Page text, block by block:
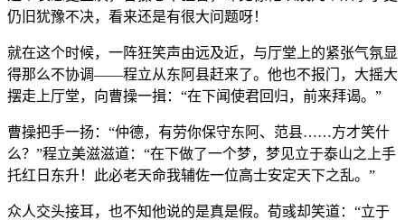
仍旧犹豫不决，看来还是有很大问题呀！
就在这个时候，一阵狂笑声由远及近，与厅堂上的紧张气氛显
得那么不协调——程立从东阿县赶来了。他也不报门，大摇大
摆走上厅堂，向曹操一揖：“在下闻使君回归，前来拜谒。”
曹操把手一扬：“仲德，有劳你保守东阿、范县……方才笑什
么？”程立美滋滋道：“在下做了一个梦，梦见立于泰山之上手
托红日东升！此必老天命我辅佐一位高士安定天下之乱。”
众人交头接耳，也不知他说的是真是假。荀彧却笑道：“立于